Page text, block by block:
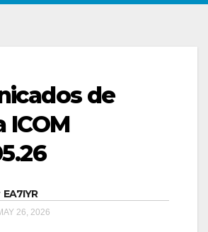
de
ICOM
EA7IYR
26, 2026